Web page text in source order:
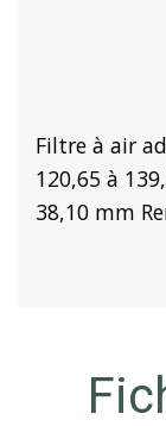
Filtre à air
120,65 à
38,10 mm